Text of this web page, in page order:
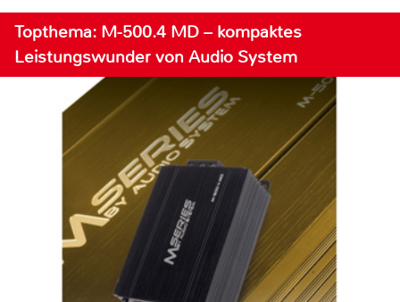
Topthema: M-500.4 MD – kompaktes
Leistungswunder von Audio System